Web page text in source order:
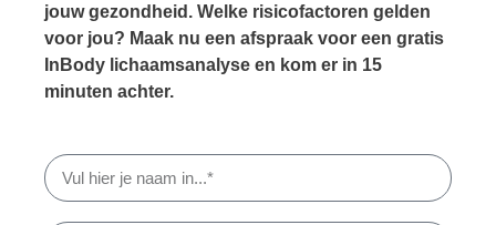
jouw gezondheid. Welke risicofactoren gelden
voor jou? Maak nu een afspraak voor een gratis
InBody lichaamsanalyse en kom er in 15
minuten achter.